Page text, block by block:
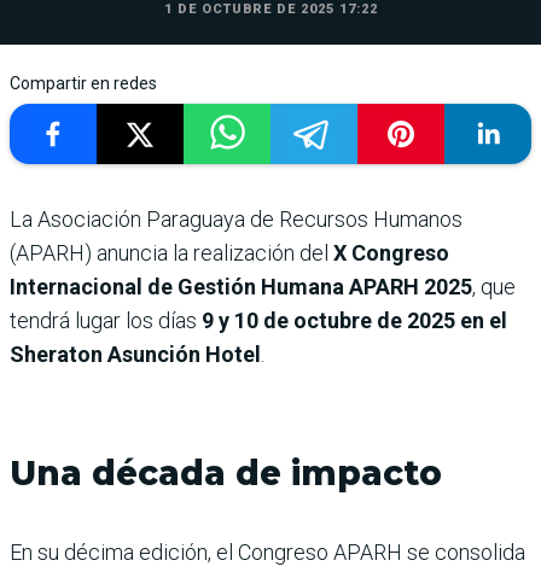
1 DE OCTUBRE DE 2025 17:22
Compartir en redes
La Asociación Paraguaya de Recursos Humanos
(APARH) anuncia la realización del X Congreso
Internacional de Gestión Humana APARH 2025, que
tendrá lugar los días 9 y 10 de octubre de 2025 en el
Sheraton Asunción Hotel
Una década de impacto
En su décima edición, el Congreso APARH se consolida